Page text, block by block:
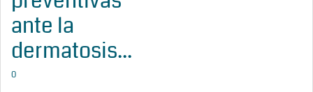
ante la
dermatosis...
0